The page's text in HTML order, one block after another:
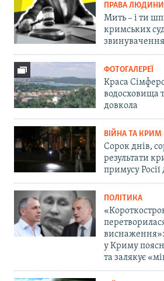
ПРАВА ЛЮДИНИ
Мить – і ти
кримських
ФОТОГАЛЕРЕЇ
Краса
водосховища
довкола
ВІЙНА ТА КРИМ
Сорок днів,
результати
примусу
ПОЛІТИКА
у Криму
та залякує